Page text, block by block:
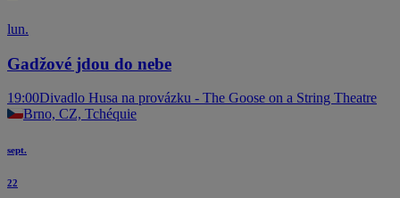
lun.
Gadžové jdou do nebe
19:00Divadlo Husa na provázku - The Goose on a String Theatre
Brno, CZ, Tchéquie
sept.
22